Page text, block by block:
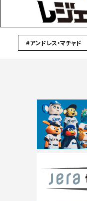
#アンドレス・マチャド